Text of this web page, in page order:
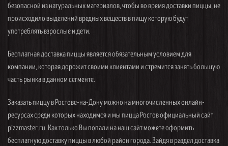
безопасной из натуральных материалов, чтобы во время доставки пиццы, не
происходило выделений вредных веществ в пищу которую будут
употреблять взрослые и дети.
Бесплатная доставка пиццы является обязательным условием для
компании, которая дорожит своими клиентами и стремится занять большую
часть рынка в данном сегменте.
Заказать пиццу в Ростове-на-Дону можно на многочисленных онлайн-
ресурсах среди которых находимся и мы пицца Ростов официальный сайт
pizzmaster.ru. Как только Вы попали на наш сайт можете оформить
бесплатную доставку пиццы в любой район города. Зайдя в раздел доставка